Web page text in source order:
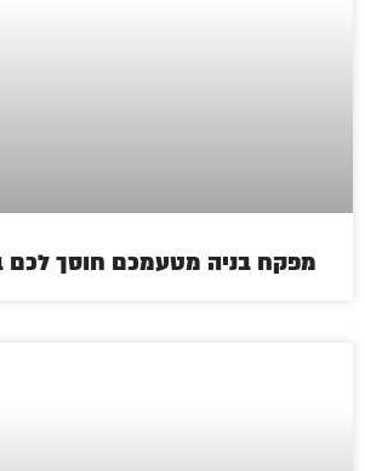
מפקח בניה מטעמכם חוסך לכם